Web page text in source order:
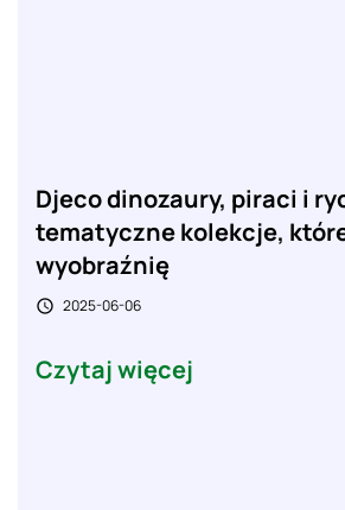
Djeco dinozaury, piraci i
tematyczne kolekcje,
wyobraźnię
 2025-06-06
Czytaj więcej